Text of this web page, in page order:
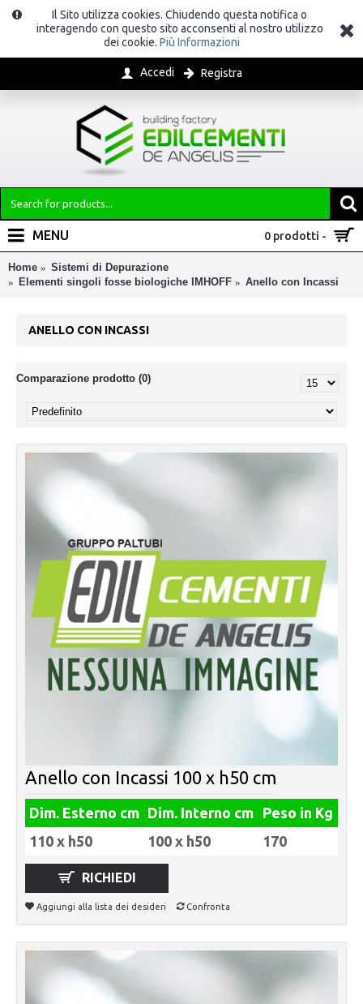
Il Sito utilizza cookies. Chiudendo questa notifica o
interagendo con questo sito acconsenti al nostro utilizzo
dei cookie. Più Informazioni
Accedi Registra
0 prodotti -
MENU
Home
Sistemi di Depurazione
Elementi singoli fosse biologiche IMHOFF
Anello con Incassi
ANELLO CON INCASSI
Comparazione prodotto (0)
Anello con Incassi 100 x h50 cm
Dim. Esterno cm Dim. Interno cm Peso in Kg
110 x h50
100 x h50 170
RICHIEDI
Aggiungi alla lista dei desideri Confronta